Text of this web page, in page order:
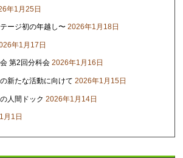
年1月25日
ージ初の年越し〜 2026年1月18日
年1月17日
第2回分科会 2026年1月16日
新たな活動に向けて 2026年1月15日
人間ドック 2026年1月14日
月1日